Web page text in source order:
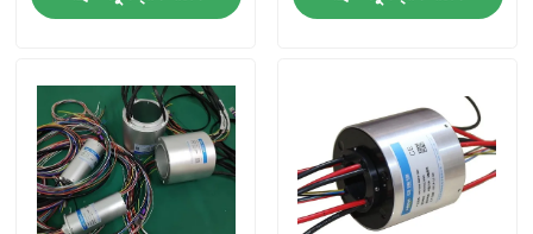
পরিচিতি
পণ্য